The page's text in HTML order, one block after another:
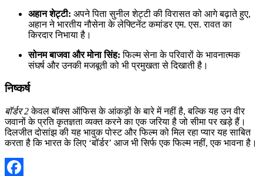
अहान शेट्टी: अपने पिता सुनील शेट्टी की विरासत को आगे बढ़ाते हुए,
अहान ने भारतीय नौसेना के लेफ्टिनेंट कमांडर एम. एस. रावत का
किरदार निभाया है।
सोनम बाजवा और मोना सिंह: फिल्म सेना के परिवारों के भावनात्मक
संघर्ष और उनकी मजबूती को भी प्रमुखता से दिखाती है।
निष्कर्ष
बॉर्डर 2केवल बॉक्स ऑफिस के आंकड़ों के बारे में नहीं है, बल्कि यह उन वीर
जवानों के प्रति कृतज्ञता व्यक्त करने का एक जरिया है जो सीमा पर खड़े हैं।
दिलजीत दोसांझ की यह भावुक पोस्ट और फिल्म को मिल रहा प्यार यह साबित
करता है कि भारत के लिए ‘बॉर्डर’ आज भी सिर्फ एक फिल्म नहीं, एक भावना है।